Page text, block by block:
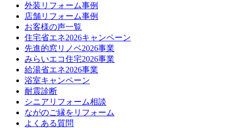
外装リフォーム事例
店舗リフォーム事例
お客様の声一覧
住宅省エネ2026キャンペーン
先進的窓リノベ2026事業
みらいエコ住宅2026事業
給湯省エネ2026事業
浴室キャンペーン
耐震診断
シニアリフォーム相談
ながのご縁をリフォーム
よくある質問